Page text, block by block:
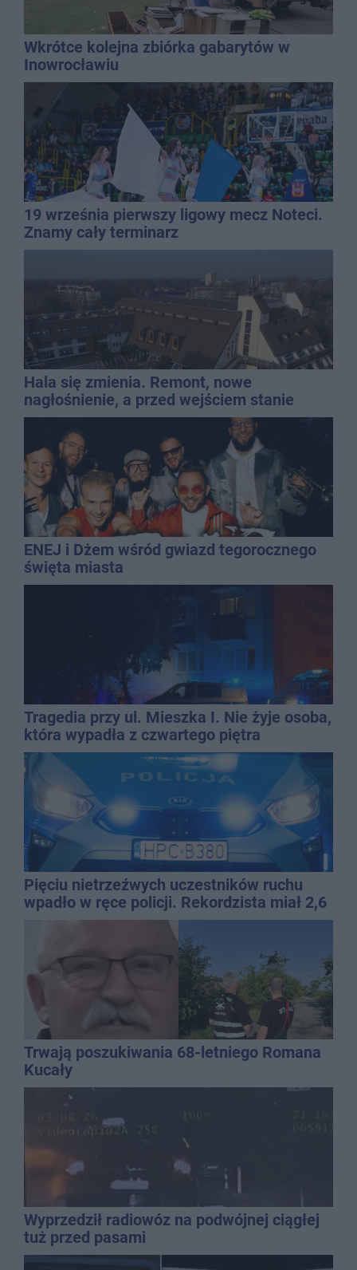
Wkrótce kolejna zbiórka gabarytów w
Inowrocławiu
19 września pierwszy ligowy mecz Noteci.
Znamy cały terminarz
Hala się zmienia. Remont, nowe
nagłośnienie, a przed wejściem stanie
QEMETICA ARENA
ENEJ i Dżem wśród gwiazd tegorocznego
święta miasta
Tragedia przy ul. Mieszka I. Nie żyje osoba,
która wypadła z czwartego piętra
Pięciu nietrzeźwych uczestników ruchu
wpadło w ręce policji. Rekordzista miał 2,6
Trwają poszukiwania 68-letniego Romana
Kucały
Wyprzedził radiowóz na podwójnej ciągłej
tuż przed pasami